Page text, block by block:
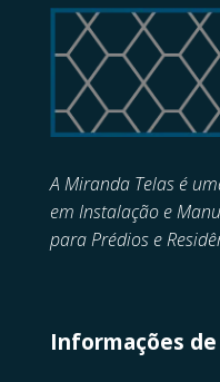
A Miranda Telas é
em Instalação e
para Prédios e
Informações